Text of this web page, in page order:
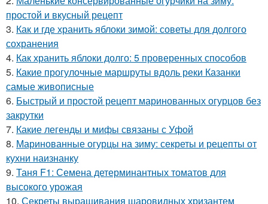
простой и вкусный рецепт
3. Как и где хранить яблоки зимой: советы для долгого
сохранения
4. Как хранить яблоки долго: 5 проверенных способов
5. Какие прогулочные маршруты вдоль реки Казанки
самые живописные
6. Быстрый и простой рецепт маринованных огурцов без
закрутки
7. Какие легенды и мифы связаны с Уфой
8. Маринованные огурцы на зиму: секреты и рецепты от
кухни наизнанку
9. Таня F1: Семена детерминантных томатов для
высокого урожая
10. Секреты выращивания шаровидных хризантем